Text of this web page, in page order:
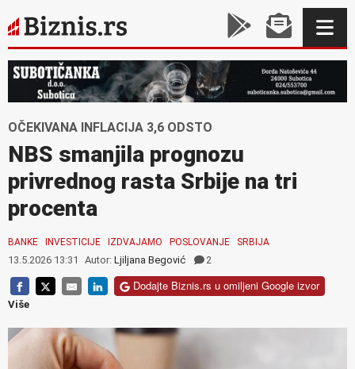
OČEKIVANA INFLACIJA 3,6 ODSTO
NBS smanjila prognozu
privrednog rasta Srbije na tri
procenta
BANKE INVESTICIJE IZDVAJAMO POSLOVANJE SRBIJA
13.5.2026 13:31 Autor: Ljiljana Begović 2
Dodajte Biznis.rs u omiljeni Google izvor
Više